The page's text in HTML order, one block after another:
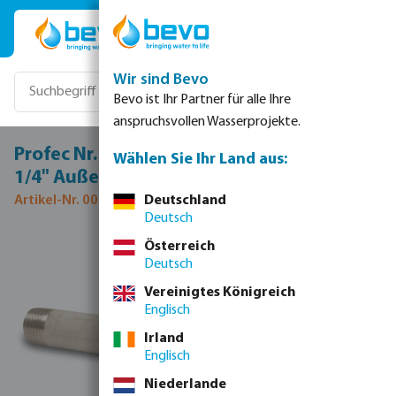
Zum Hauptinhalt springen
Profec Nr. 23 Rohrnippel Edelstahl 316 1
1/4" Außengewinde 16bar 80 mm
Artikel-Nr. 0080406
Bildergalerie überspringen
Wir sind Bevo
Bevo ist Ihr Partner für alle Ihre
anspruchsvollen Wasserprojekte.
Wählen Sie Ihr Land aus:
Deutschland
Deutsch
Österreich
Deutsch
Vereinigtes Königreich
Englisch
Irland
Englisch
Niederlande